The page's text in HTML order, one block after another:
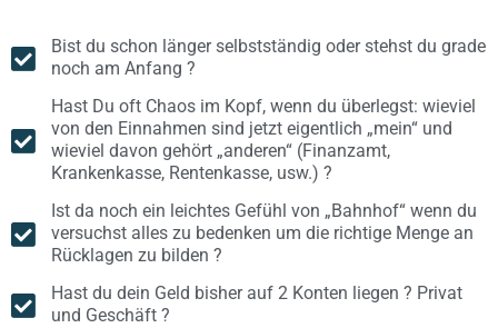
Bist du schon länger selbstständig oder stehst du grade
noch am Anfang ?
Hast Du oft Chaos im Kopf, wenn du überlegst: wieviel
von den Einnahmen sind jetzt eigentlich „mein“ und
wieviel davon gehört „anderen“ (Finanzamt,
Krankenkasse, Rentenkasse, usw.) ?
Ist da noch ein leichtes Gefühl von „Bahnhof“ wenn du
versuchst alles zu bedenken um die richtige Menge an
Rücklagen zu bilden ?
Hast du dein Geld bisher auf 2 Konten liegen ? Privat
und Geschäft ?